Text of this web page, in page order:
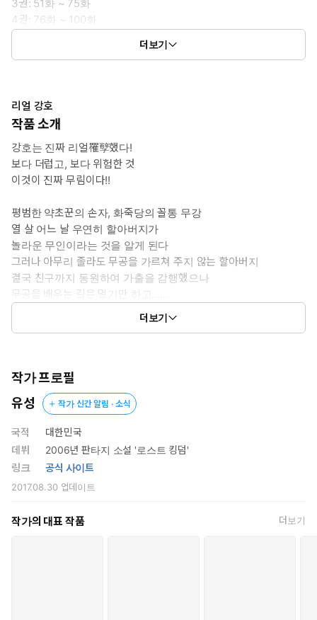
3권: 51화 ~ 75화
4권: 76화 ~ 100화
5권: 101화 ~ 125화
더보기
리얼 강호
작품 소개
강호는 진짜 리얼罹孼했다!
보다 더럽고, 보다 위험한 것
이것이 진짜 무림이다!!
평범한 약초꾼의 손자, 화죽당의 꼴통 무강
열 살 어느 날 우연히 할아버지가
놀라운 무인이라는 것을 알게 된다
그러나 아무리 졸라도 무공을 가르쳐 주지 않는 할아버지
결국 친구까지 동원하여 가출을 감행했으나
무공을 배우는 길은 멀기만 하고……
가르쳐 주지 않는다고 해서 지레 포기해 버리면
강호는 힘만 믿고 올라온 촌놈이
쉽게 성공할 만큼 만만한 동네가 아니다!
비겁? 농담이겠지.
목숨이 오가는 싸움에 비겁이고 정정당당이고가 무슨 상관이냐?
이기면 살고 지면 죽을 뿐이다!!
더보기
작가 프로필
유성
작가 신간 알림 · 소식
국적
대한민국
데뷔
2006년 판타지 소설 '로스트 킹덤'
링크
공식 사이트
2017.08.30업데이트
작가의 대표 작품 더보기